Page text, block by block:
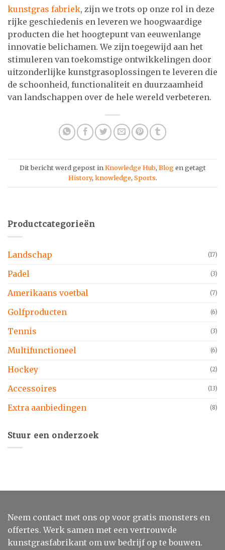
kunstgras fabriek, zijn we trots op onze rol in deze
rijke geschiedenis en leveren we hoogwaardige
producten die het hoogtepunt van eeuwenlange
innovatie belichamen. We zijn toegewijd aan het
stimuleren van toekomstige ontwikkelingen door
uitzonderlijke kunstgrasoplossingen te leveren die
de schoonheid, functionaliteit en duurzaamheid
van landschappen over de hele wereld verbeteren.
Dit bericht werd gepost inKnowledge Hub, Blogen getagt
History, knowledge, Sports.
Productcategorieën
Landschap (17)
Padel (3)
Amerikaans voetbal (7)
Golfproducten (6)
Tennis (3)
Multifunctioneel (6)
Hockey (2)
Accessoires (13)
Extra aanbiedingen (8)
Stuur een onderzoek
Neem contact met ons op voor gratis monsters en
offertes. Werk samen met een vertrouwde
kunstgrasfabrikant om uw bedrijf op te bouwen.